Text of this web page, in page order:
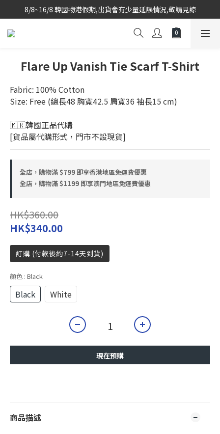
韓國當地代購團隊,每星期韓國直送香港
8/8~16/8 韓國物港假期,出貨會有少量延誤情況,敬請見諒
韓國當地代購團隊,每星期韓國直送香港
Flare Up Vanish Tie Scarf T-Shirt
Fabric: 100% Cotton
Size: Free (總長48 胸寬42.5 肩寬36 袖長15 cm)
🇰🇷韓國正品代購
[貨品屬代購形式，門市不設現貨]
全店，購物滿 $799 即享香港地區免運費優惠
全店，購物滿 $1199 即享澳門地區免運費優惠
HK$360.00
HK$340.00
訂購 (付款後約7-14天到貨)
顏色 : Black
Black White
現在預購
商品描述